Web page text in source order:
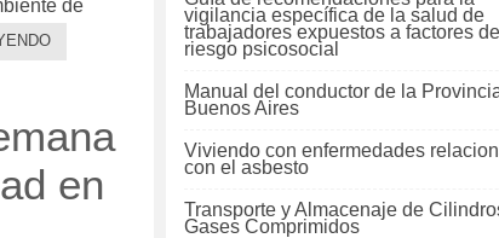
de
en
vigilancia específica de la salud de
trabajadores expuestos a factores de
riesgo psicosocial
Manual del conductor de la
Buenos Aires
Viviendo con enfermedades
con el asbesto
Transporte y Almacenaje de
Gases Comprimidos